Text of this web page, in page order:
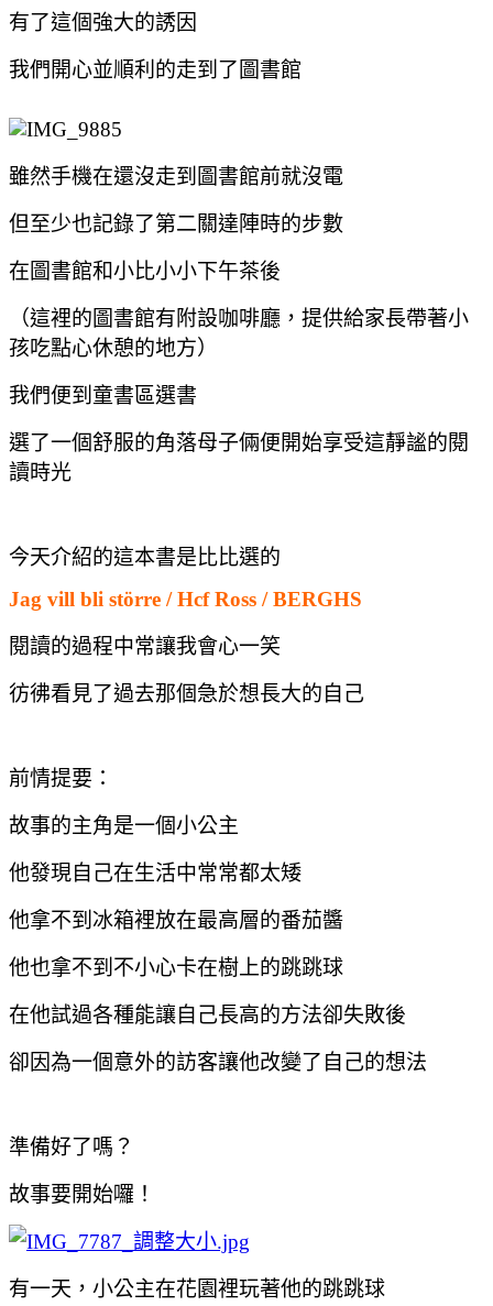
有了這個強大的誘因
我們開心並順利的走到了圖書館
雖然手機在還沒走到圖書館前就沒電
但至少也記錄了第二關達陣時的步數
在圖書館和小比小小下午茶後
（這裡的圖書館有附設咖啡廳，提供給家長帶著小
孩吃點心休憩的地方）
我們便到童書區選書
選了一個舒服的角落母子倆便開始享受這靜謐的閱
讀時光
今天介紹的這本書是比比選的
Jag vill bli större / Hcf Ross / BERGHS
閱讀的過程中常讓我會心一笑
彷彿看見了過去那個急於想長大的自己
前情提要：
故事的主角是一個小公主
他發現自己在生活中常常都太矮
他拿不到冰箱裡放在最高層的番茄醬
他也拿不到不小心卡在樹上的跳跳球
在他試過各種能讓自己長高的方法卻失敗後
卻因為一個意外的訪客讓他改變了自己的想法
準備好了嗎？
故事要開始囉！
有一天，小公主在花園裡玩著他的跳跳球